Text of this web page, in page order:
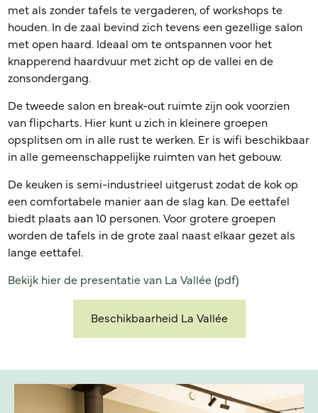
met als zonder tafels te vergaderen, of workshops te
houden. In de zaal bevind zich tevens een gezellige salon
met open haard. Ideaal om te ontspannen voor het
knapperend haardvuur met zicht op de vallei en de
zonsondergang.
De tweede salon en break-out ruimte zijn ook voorzien
van flipcharts. Hier kunt u zich in kleinere groepen
opsplitsen om in alle rust te werken. Er is wifi beschikbaar
in alle gemeenschappelijke ruimten van het gebouw.
De keuken is semi-industrieel uitgerust zodat de kok op
een comfortabele manier aan de slag kan. De eettafel
biedt plaats aan 10 personen. Voor grotere groepen
worden de tafels in de grote zaal naast elkaar gezet als
lange eettafel.
Bekijk hier de presentatie van La Vallée (pdf)
Beschikbaarheid La Vallée